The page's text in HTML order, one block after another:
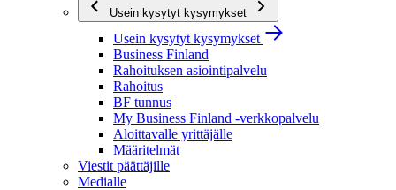
Usein kysytyt kysymykset
Usein kysytyt kysymykset
Business Finland
Rahoituksen asiointipalvelu
Rahoitus
BF tunnus
My Business Finland -verkkopalvelu
Aloittavalle yrittäjälle
Määritelmät
Viestit päättäjille
Medialle